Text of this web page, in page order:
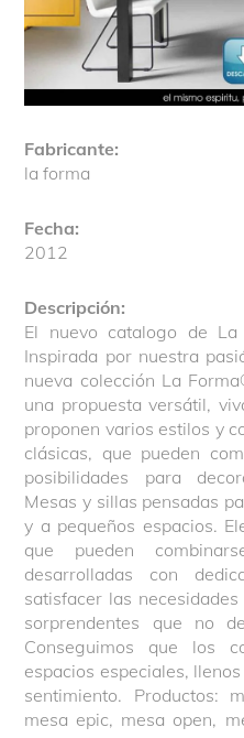
Fabricante:
la forma
Fecha:
2012
Descripción:
El nuevo catalogo de
Inspirada por nuestra
nueva colección La
una propuesta versátil,
proponen varios estilos y
clásicas, que pueden
posibilidades para
Mesas y sillas pensadas
y a pequeños espacios.
que pueden
desarrolladas con
satisfacer las
sorprendentes que no
Conseguimos que los
espacios especiales,
sentimiento. Productos:
mesa epic, mesa open,